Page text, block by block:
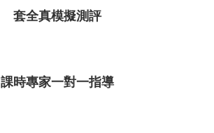
套全真模擬測評
課時專家一對一指導